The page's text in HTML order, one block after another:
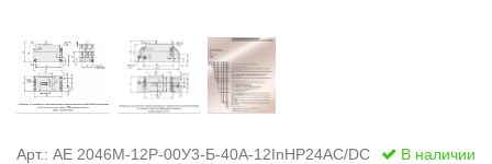
Арт.: АЕ 2046М-12Р-00У3-Б-40А-12InНР24AC/DC В наличии